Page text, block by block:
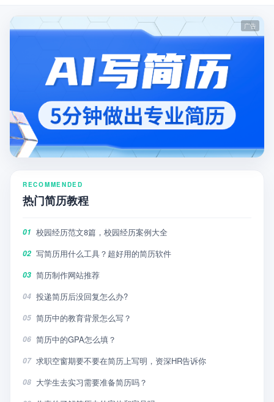
RECOMMENDED
热门简历教程
01 校园经历范文8篇，校园经历案例大全
02 写简历用什么工具？超好用的简历软件
03 简历制作网站推荐
04 投递简历后没回复怎么办?
05 简历中的教育背景怎么写？
06 简历中的GPA怎么填？
07 求职空窗期要不要在简历上写明，资深HR告诉你
08 大学生去实习需要准备简历吗？